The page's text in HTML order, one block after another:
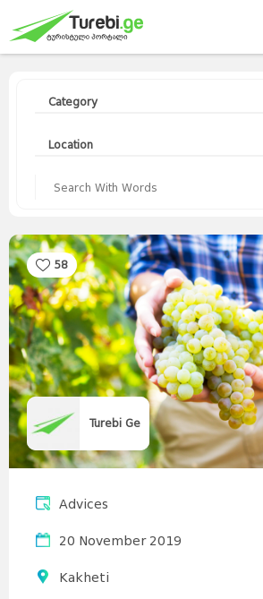
Category
Travellers
Diary
Curorts
Europe
Georgia
News
Advices
Location
58
Turebi Ge
Advices
20 November 2019
Kakheti